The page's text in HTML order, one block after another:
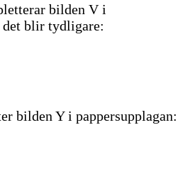
bilden V i
det blir tydligare:
bilden Y i pappersupplagan: